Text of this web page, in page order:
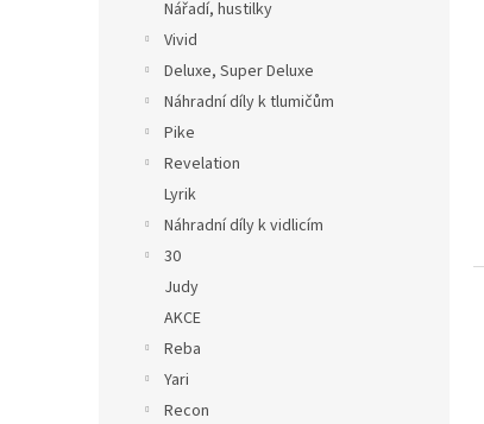
Nářadí, hustilky
Vivid
Deluxe, Super Deluxe
Náhradní díly k tlumičům
Pike
Revelation
Lyrik
Náhradní díly k vidlicím
30
Judy
AKCE
Reba
Yari
Recon